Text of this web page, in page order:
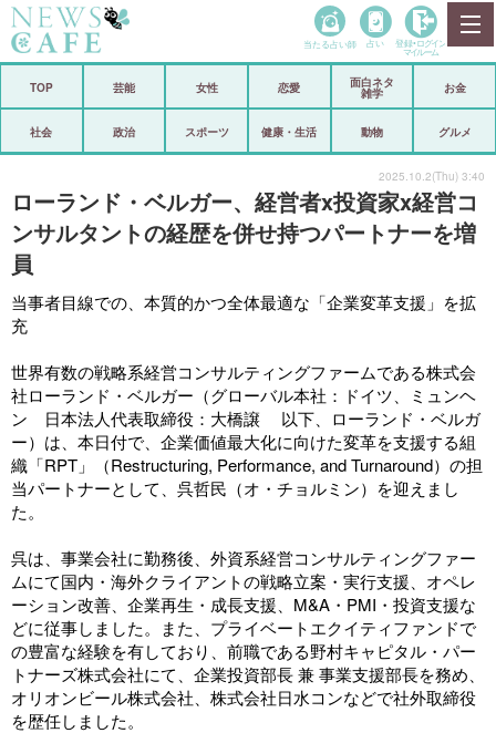
政治
芸能 スポーツ
コメントポスト アリ／ナシ
登録・ログイン/マイルーム
当たる占い師 占い 登録• ログイン
マイルーム
TOP 芸能 女性 恋愛
面白ネタ
雑学
お金
社会 政治 スポーツ 健康・生活 動物 グルメ
ローランド・ベルガー、経営者x投資家x経営コ
ンサルタントの経歴を併せ持つパートナーを増
員
2025.10.2(Thu) 3:40
当事者目線での、本質的かつ全体最適な「企業変革支援」を拡
充
世界有数の戦略系経営コンサルティングファームである株式会
社ローランド・ベルガー （グローバル本社：ドイツ、ミュンヘ
ン 日本法人代表取締役：大橋譲 以下、ローランド・ベルガ
ー）は、本日付で、企業価値最大化に向けた変革を支援する組
織「RPT」（Restructuring, Performance, and Turnaround）の担
当パートナーとして、呉哲民（オ・チョルミン）を迎えまし
た。
呉は、事業会社に勤務後、外資系経営コンサルティングファー
ムにて国内・海外クライアントの戦略立案・実行支援、オペレ
ーション改善、企業再生・成長支援、M&A・PMI・投資支援な
どに従事しました。また、プライベートエクイティファンドで
の豊富な経験を有しており、前職である野村キャピタル・パー
トナーズ株式会社にて、企業投資部長 兼 事業支援部長を務め、
オリオンビール株式会社、株式会社日水コンなどで社外取締役
を歴任しました。